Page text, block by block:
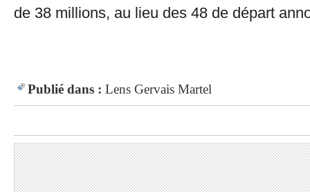
de 38 millions, au lieu des 48 de départ
Publié dans : Lens Gervais Martel